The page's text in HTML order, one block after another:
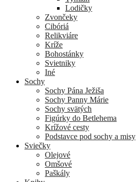
Lodičky
Zvončeky
Cibóriá
Relikviáre
Kríže
Bohostánky
Svietniky
Iné
Sochy
Sochy Pána Ježiša
Sochy Panny Márie
Sochy svätých
Figúrky do Betlehema
Krížové cesty
Podstavce pod sochy a misy
Sviečky
Olejové
Omšové
Paškály